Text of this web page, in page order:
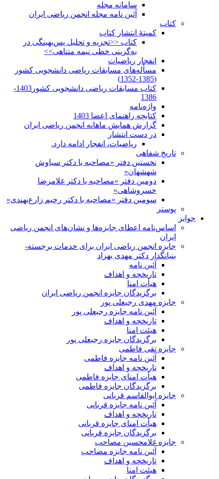
سامانه مجله
آئین نامه مجله انجمن ریاضی ایران
کتاب
کمیتۀ انتشار کتاب
کتاب <<تجزیه و تحلیل پس‌بهینگی در
به‌گزینی خطی نیمه متناهی>>
انفجار ریاضیات
مسأله‌های مسابقات ریاضی دانشجویی کشور
(1385-1352)
کتاب مسابقات ریاضی دانشجویی کشور1403-
1386
واژه‌نامه
کتابچه راهنمای اعضا 1403
گزارش همایش ماهانه انجمن ریاضی ایران
در دست انتشار
ریاضیات، انفجار ادامه دارد.
تاریخ شفاهی
نخستین دفتر «مصاحبه با دکتر سیاوش
شهشهان»
دومین دفتر «مصاحبه با دکتر غلامرضا
خسروشاهی»
سومین دفتر «مصاحبه با دکتر رحیم زارع‌نهندی»
پوستر
جوایز
اساس‌نامه اعطای جایزه‌ها و نشان‌های انجمن ریاضی
ایران
جایزه انجمن ریاضی ایران برای خدمات برجسته-
بنیانگذار دکتر مهدی بهزاد
آئین نامه
تاریخچه و اهداف
هیأت امنا
برگزیدگان جایزه انجمن ریاضی ایران
جایزه مهدی رجبعلی پور
آئین نامه جایزه رجبعلی پور
تاریخچه و اهداف
هیئت امنا
برگزیدگان جایزه رجبعلی پور
جایزه تقی فاطمی
آئین نامه جایزه فاطمی
تاریخچه و اهداف
هیأت امنای جایزه فاطمی
برگزیدگان جایزه فاطمی
جایزه ابوالقاسم قربانی
آئین نامه جایزه قربانی
تاریخچه و اهداف
هیأت امنای جایزه قربانی
برگزیدگان جایزه قربانی
جایزه غلامحسین مصاحب
آئین نامه جایزه مصاحب
تاریخچه و اهداف
هیئت امنا